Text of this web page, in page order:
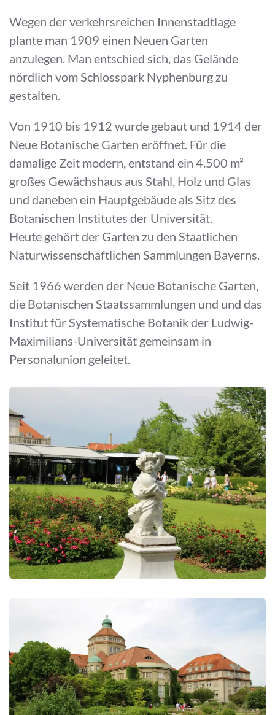
Wegen der verkehrsreichen Innenstadtlage
plante man 1909 einen Neuen Garten
anzulegen. Man entschied sich, das Gelände
nördlich vom Schlosspark Nyphenburg zu
gestalten.
Von 1910 bis 1912 wurde gebaut und 1914 der
Neue Botanische Garten eröffnet. Für die
damalige Zeit modern, entstand ein 4.500 m²
großes Gewächshaus aus Stahl, Holz und Glas
und daneben ein Hauptgebäude als Sitz des
Botanischen Institutes der Universität.
Heute gehört der Garten zu den Staatlichen
Naturwissenschaftlichen Sammlungen Bayerns.
Seit 1966 werden der Neue Botanische Garten,
die Botanischen Staatssammlungen und und das
Institut für Systematische Botanik der Ludwig-
Maximilians-Universität gemeinsam in
Personalunion geleitet.